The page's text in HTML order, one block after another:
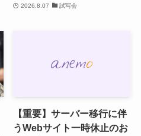
2026.8.07 試写会
【重要】サーバー移行に伴
うWebサイト一時休止のお